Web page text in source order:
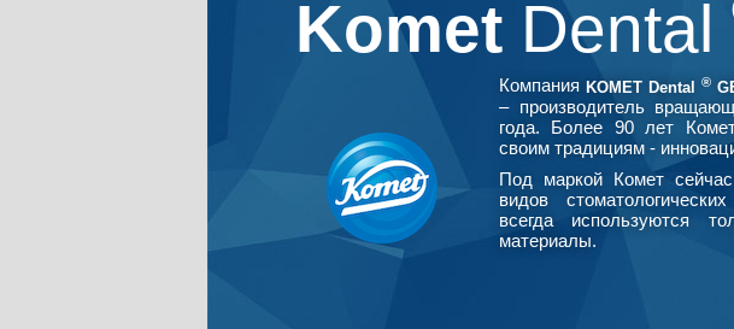
Komet Dental
Компания KOMET Dental ®
– производитель
года. Более 90 лет
своим традициям -
Под маркой Комет
видов
всегда используются
материалы.